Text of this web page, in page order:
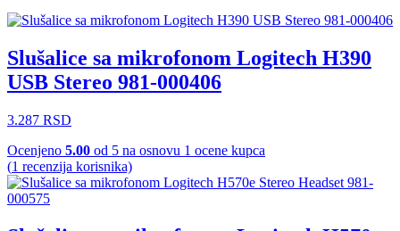
Slušalice sa mikrofonom Logitech H390
USB Stereo 981-000406
3.287 RSD
Ocenjeno 5.00 od 5 na osnovu 1 ocene kupca
(1 recenzija korisnika)